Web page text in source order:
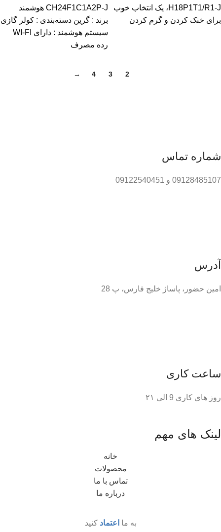
H18P1T1/R1-J، یک انتخاب خوب
برای خنک کردن و گرم کردن
CH24F1C1A2P-J هوشمند
برند : گرین دسته‌بندی : کولر گازی
سیستم هوشمند : دارای WI-FI
رده مصرف
2
3
4
→
شماره تماس
09128485107 و 09122540451
آدرس
امین حضور، پاساژ خلیج فارس، پ 28
ساعت کاری
روز های کاری 9 الی ۲۱
لینک های مهم
خانه
محصولات
تماس با ما
درباره ما
به ما اعتماد کنید